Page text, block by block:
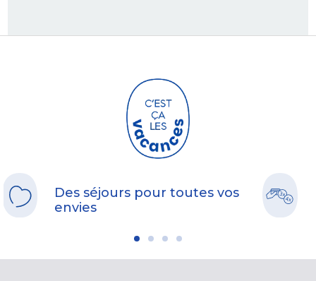
Des séjours pour toutes vos
envies